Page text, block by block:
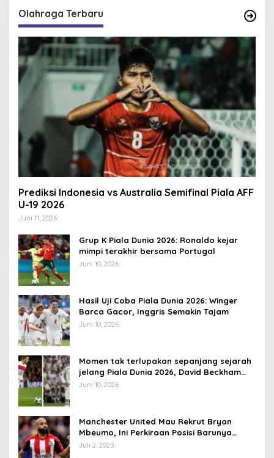
Olahraga Terbaru
Prediksi Indonesia vs Australia Semifinal Piala AFF
U-19 2026
Juni 11, 2026
Grup K Piala Dunia 2026: Ronaldo kejar
mimpi terakhir bersama Portugal
Juni 10, 2026
Hasil Uji Coba Piala Dunia 2026: Winger
Barca Gacor, Inggris Semakin Tajam
Juni 10, 2026
Momen tak terlupakan sepanjang sejarah
jelang Piala Dunia 2026, David Beckham
pernah dapat kartu merah
Juni 10, 2026
Manchester United Mau Rekrut Bryan
Mbeumo, Ini Perkiraan Posisi Barunya
dalam Skema Ruben Amorim
Juli 2, 2025